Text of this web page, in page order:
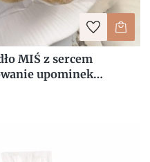
MIŚ z sercem
upominek
Dziecka Komunia